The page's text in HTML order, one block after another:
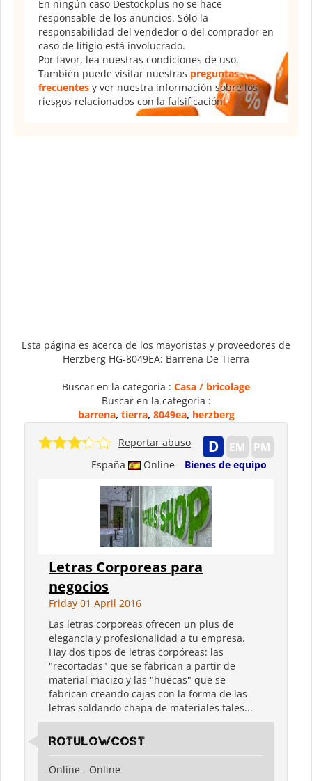
En ningún caso Destockplus no se hace
responsable de los anuncios. Sólo la
responsabilidad del vendedor o del comprador en
caso de litigio está involucrado.
Por favor, lea nuestras condiciones de uso.
También puede visitar nuestras preguntas
frecuentes y ver nuestra información sobre los
riesgos relacionados con la falsificación.
Esta página es acerca de los mayoristas y proveedores de
Herzberg HG-8049EA: Barrena De Tierra
Buscar en la categoria : Casa / bricolage
Buscar en la categoria :
barrena, tierra, 8049ea, herzberg
España Online Bienes de equipo
Reportar abuso
Letras Corporeas para
negocios
Friday 01 April 2016
Las letras corporeas ofrecen un plus de
elegancia y profesionalidad a tu empresa.
Hay dos tipos de letras corpóreas: las
"recortadas" que se fabrican a partir de
material macizo y las "huecas" que se
fabrican creando cajas con la forma de las
letras soldando chapa de materiales tales...
Rotulowcost
Online - Online